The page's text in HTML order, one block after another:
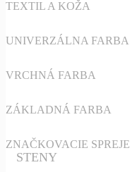
TEXTIL A KOŽA
UNIVERZÁLNA FARBA
VRCHNÁ FARBA
ZÁKLADNÁ FARBA
ZNAČKOVACIE SPREJE
STENY